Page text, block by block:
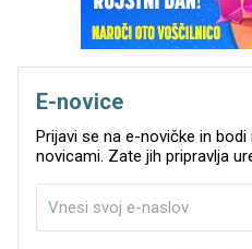
E-novice
Prijavi se na e-novičke in
novicami. Zate jih pripravlja